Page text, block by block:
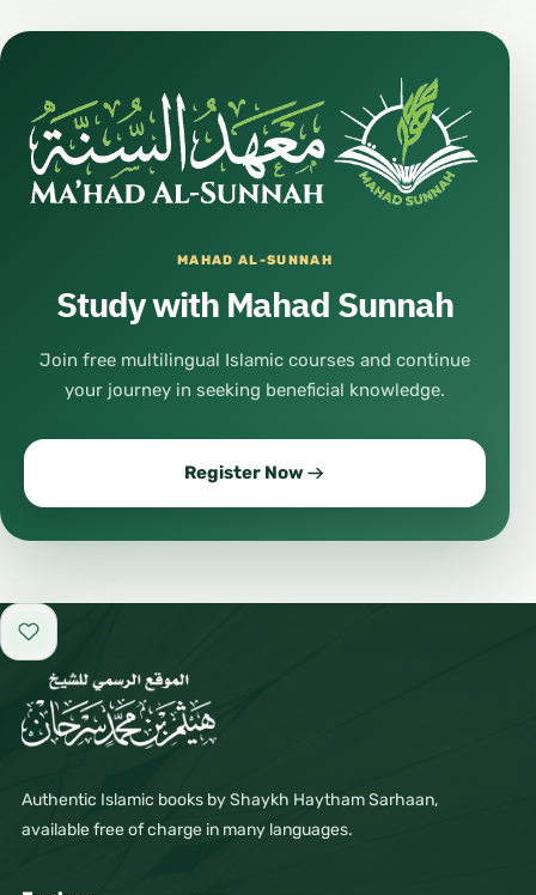
MAHAD AL-SUNNAH
Study with Mahad Sunnah
Join free multilingual Islamic courses and continue
your journey in seeking beneficial knowledge.
Register Now
Add to favorites
Authentic Islamic books by Shaykh Haytham Sarhaan,
available free of charge in many languages.